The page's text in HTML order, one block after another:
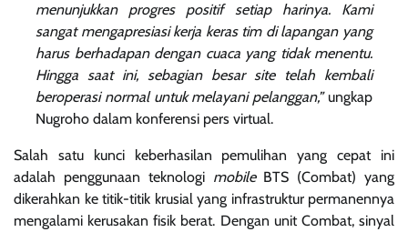
menunjukkan progres positif setiap harinya. Kami
sangat mengapresiasi kerja keras tim di lapangan yang
harus berhadapan dengan cuaca yang tidak menentu.
Hingga saat ini, sebagian besar site telah kembali
beroperasi normal untuk melayani pelanggan,”ungkap
Nugroho dalam konferensi pers virtual.
Salah satu kunci keberhasilan pemulihan yang cepat ini
adalah penggunaan teknologi mobileBTS (Combat) yang
dikerahkan ke titik-titik krusial yang infrastruktur permanennya
mengalami kerusakan fisik berat. Dengan unit Combat, sinyal